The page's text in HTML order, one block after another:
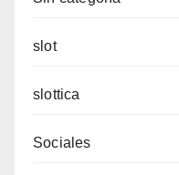
slot
slottica
Sociales